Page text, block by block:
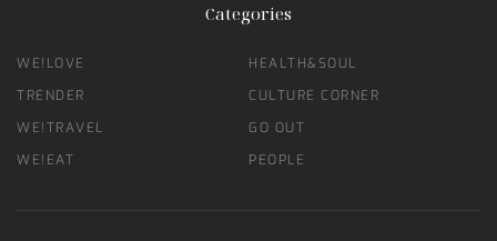
Categories
WE!LOVE
TRENDER
WE!TRAVEL
WE!EAT
HEALTH&SOUL
CULTURE CORNER
GO OUT
PEOPLE